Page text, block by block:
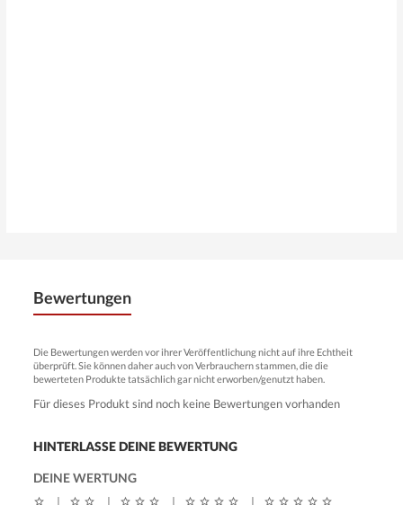
Bewertungen
Die Bewertungen werden vor ihrer Veröffentlichung nicht auf ihre Echtheit
überprüft. Sie können daher auch von Verbrauchern stammen, die die
bewerteten Produkte tatsächlich gar nicht erworben/genutzt haben.
Für dieses Produkt sind noch keine Bewertungen vorhanden
HINTERLASSE DEINE BEWERTUNG
DEINE WERTUNG
| | | |